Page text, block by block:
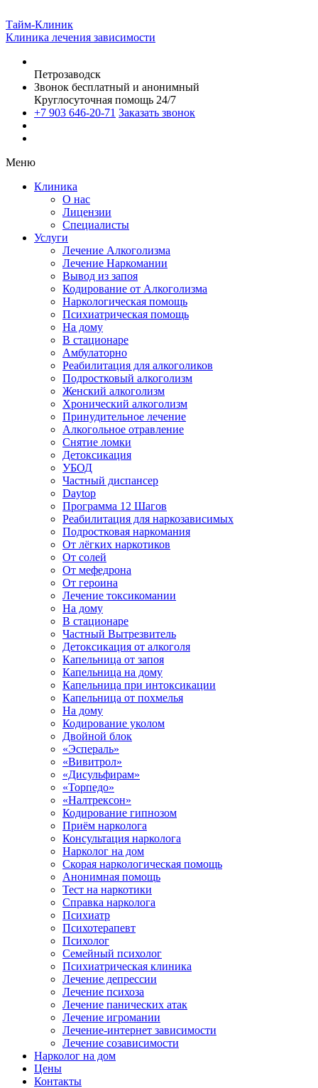
Тайм-Клиник
Клиника лечения зависимости
Петрозаводск
Звонок бесплатный и анонимный
Круглосуточная помощь 24/7
+7 903 646-20-71 Заказать звонок
Меню
Клиника
О нас
Лицензии
Специалисты
Услуги
Лечение Алкоголизма
Лечение Наркомании
Вывод из запоя
Кодирование от Алкоголизма
Наркологическая помощь
Психиатрическая помощь
На дому
В стационаре
Амбулаторно
Реабилитация для алкоголиков
Подростковый алкоголизм
Женский алкоголизм
Хронический алкоголизм
Принудительное лечение
Алкогольное отравление
Снятие ломки
Детоксикация
УБОД
Частный диспансер
Daytop
Программа 12 Шагов
Реабилитация для наркозависимых
Подростковая наркомания
От лёгких наркотиков
От солей
От мефедрона
От героина
Лечение токсикомании
На дому
В стационаре
Частный Вытрезвитель
Детоксикация от алкоголя
Капельница от запоя
Капельница на дому
Капельница при интоксикации
Капельница от похмелья
На дому
Кодирование уколом
Двойной блок
«Эспераль»
«Вивитрол»
«Дисульфирам»
«Торпедо»
«Налтрексон»
Кодирование гипнозом
Приём нарколога
Консультация нарколога
Нарколог на дом
Скорая наркологическая помощь
Анонимная помощь
Тест на наркотики
Справка нарколога
Психиатр
Психотерапевт
Психолог
Семейный психолог
Психиатрическая клиника
Лечение депрессии
Лечение психоза
Лечение панических атак
Лечение игромании
Лечение-интернет зависимости
Лечение созависимости
Нарколог на дом
Цены
Контакты